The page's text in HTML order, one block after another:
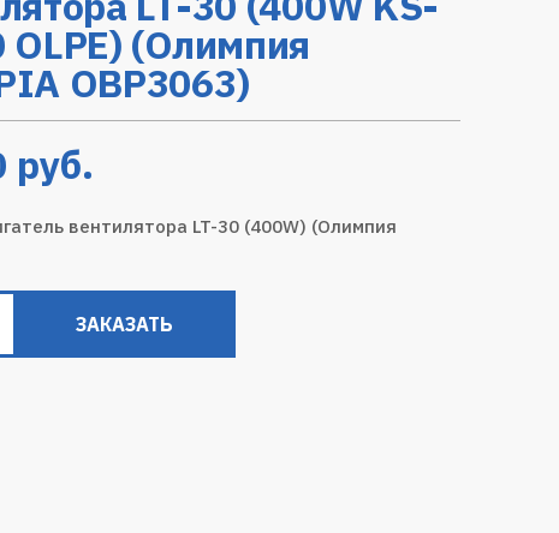
OLPE) (Олимпия
OBP3063)
руб.
вентилятора LT-30 (400W) (Олимпия
ЗАКАЗАТЬ